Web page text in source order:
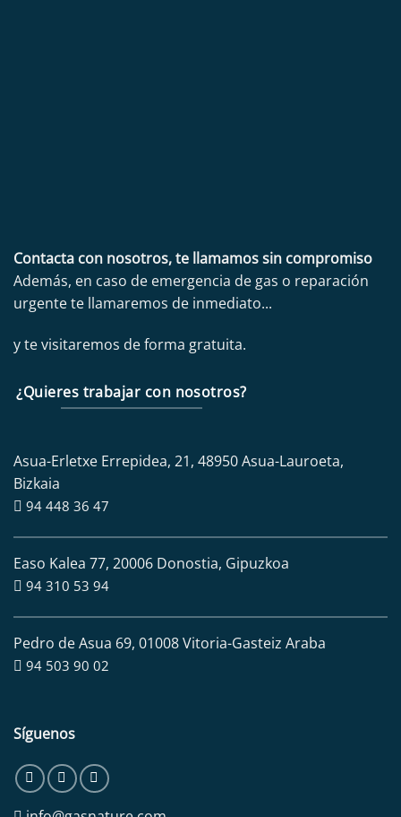
Contacta con nosotros, te llamamos sin compromiso
Además, en caso de emergencia de gas o reparación
urgente te llamaremos de inmediato...
y te visitaremos de forma gratuita.
¿Quieres trabajar con nosotros?
Asua-Erletxe Errepidea, 21, 48950 Asua-Lauroeta,
Bizkaia
94 448 36 47
Easo Kalea 77, 20006 Donostia, Gipuzkoa
94 310 53 94
Pedro de Asua 69, 01008 Vitoria-Gasteiz Araba
94 503 90 02
Síguenos